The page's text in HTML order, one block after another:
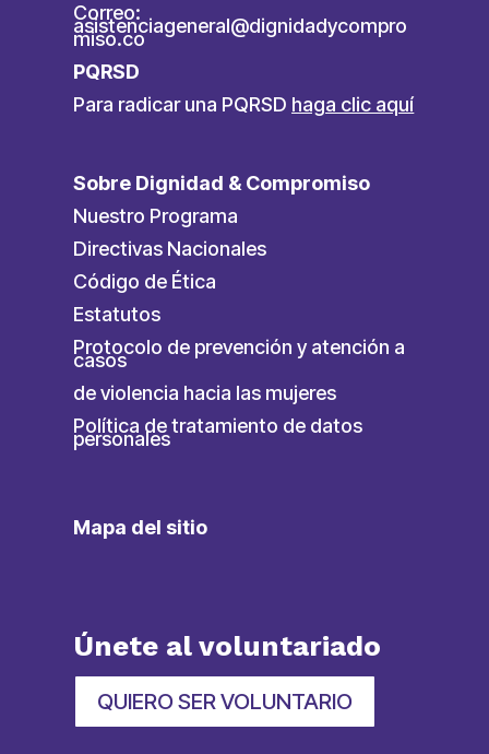
Correo:
asistenciageneral@dignidadycompro
miso.co
PQRSD
Para radicar una PQRSD haga clic aquí
Sobre Dignidad & Compromiso
Nuestro Programa
Directivas Nacionales
Código de Ética
Estatutos
Protocolo de prevención y atención a
casos
de violencia hacia las mujeres
Política de tratamiento de datos
personales
Mapa del sitio
Únete al voluntariado
QUIERO SER VOLUNTARIO